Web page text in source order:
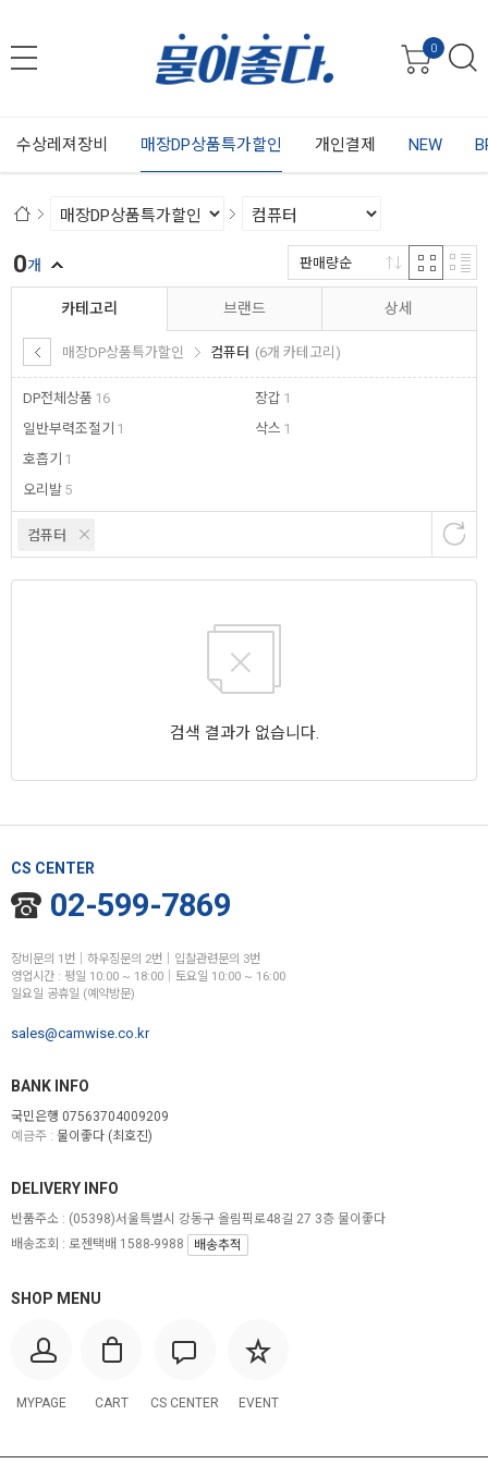
0
수상레져장비 매장DP상품특가할인 개인결제 NEW
카테고리
매장DP상품특가할인 컴퓨터 (6개 카테고리)
DP전체상품 16
일반부력조절기 1
호흡기 1
오리발 5
장갑 1
삭스 1
브랜드 상세
컴퓨터
0개 판매량순
검색 결과가 없습니다.
CS CENTER
02-599-7869
장비문의 1번│하우징문의 2번│입찰관련문의 3번
영업시간 : 평일 10:00 ~ 18:00│토요일 10:00 ~ 16:00
일요일 공휴일 (예약방문)
sales@camwise.co.kr
BANK INFO
국민은행 07563704009209
예금주 : 물이좋다 (최호진)
SHOP MENU
MYPAGE CART CS CENTER EVENT
DELIVERY INFO
반품주소 : (05398)서울특별시 강동구 올림픽로48길 27 3층 물이좋다
배송조회 : 로젠택배 1588-9988
배송추적